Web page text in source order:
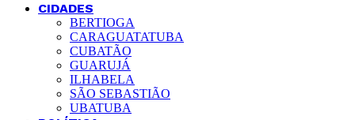
CIDADES
BERTIOGA
CARAGUATATUBA
CUBATÃO
GUARUJÁ
ILHABELA
SÃO SEBASTIÃO
UBATUBA